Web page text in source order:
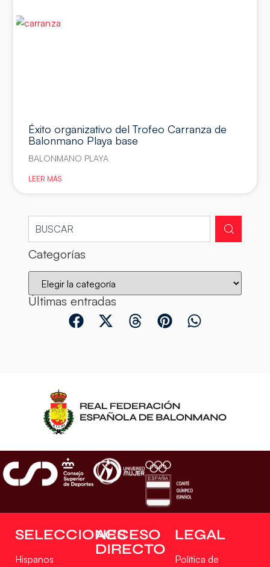
Éxito organizativo del Trofeo Carranza de
Balonmano Playa base
BALONMANO PLAYA
LEER MÁS
Categorías
Últimas entradas
SELECCIONES
Hispanos
ACCESO
DIRECTO
LEGAL
Política de